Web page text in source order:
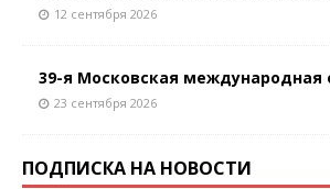
12 сентября 2026
39-я Московская международная
23 сентября 2026
ПОДПИСКА НА НОВОСТИ